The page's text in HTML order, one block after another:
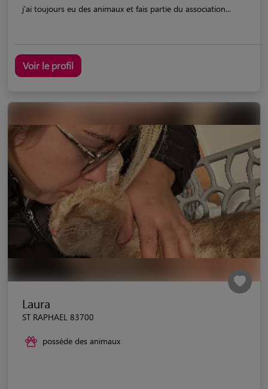
j'ai toujours eu des animaux et fais partie du association...
Voir le profil
Laura
ST RAPHAEL 83700
possède des animaux